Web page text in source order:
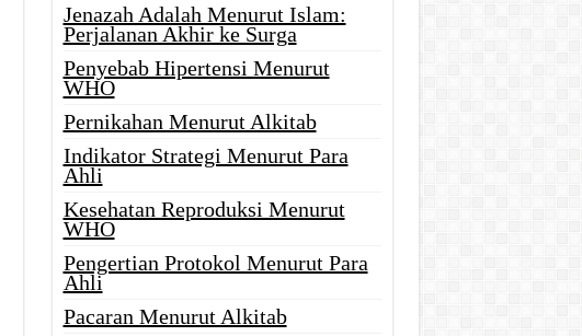
Jenazah Adalah Menurut Islam:
Perjalanan Akhir ke Surga
Penyebab Hipertensi Menurut
WHO
Pernikahan Menurut Alkitab
Indikator Strategi Menurut Para
Ahli
Kesehatan Reproduksi Menurut
WHO
Pengertian Protokol Menurut Para
Ahli
Pacaran Menurut Alkitab